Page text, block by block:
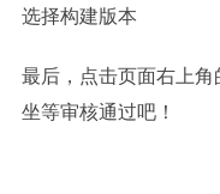
选择构建版本
最后，点击页面右上角
坐等审核通过吧！